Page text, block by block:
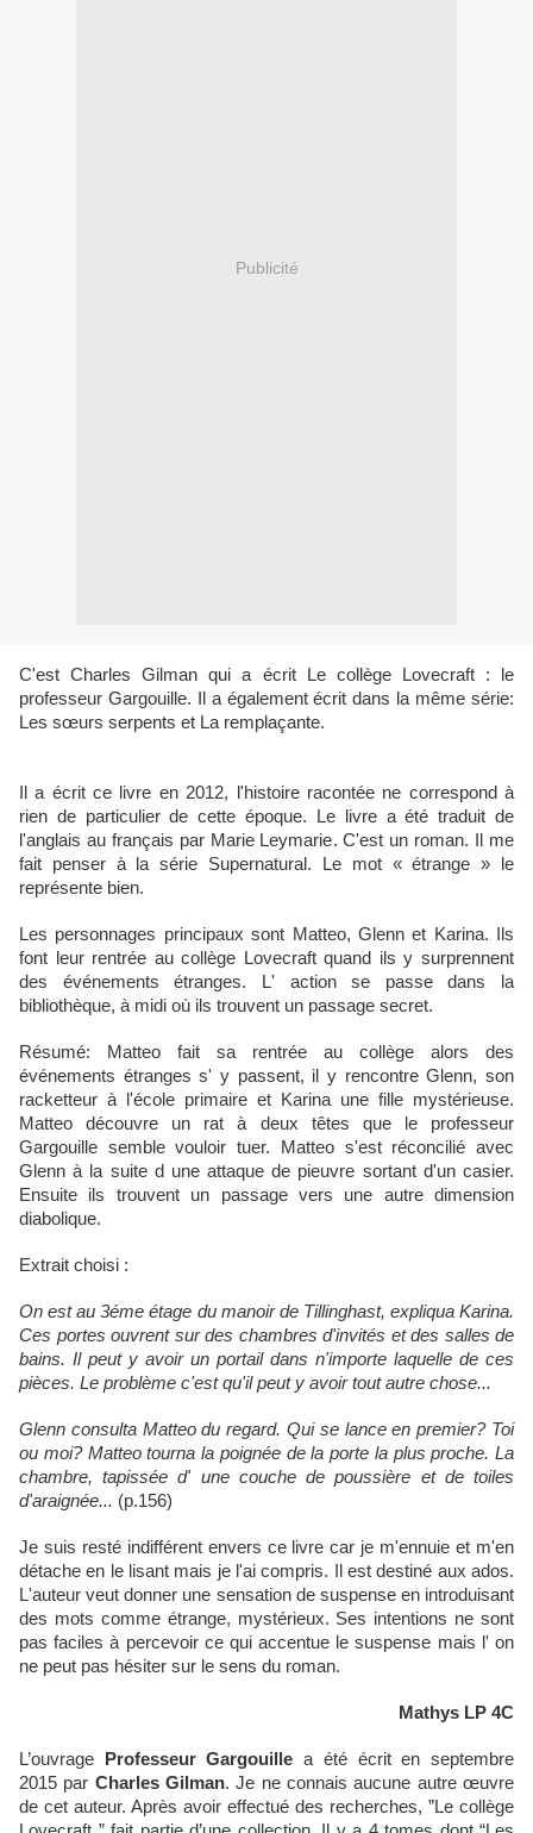
Publicité
C'est Charles Gilman qui a écrit Le collège Lovecraft : le
professeur Gargouille. Il a également écrit dans la même série:
Les sœurs serpents et La remplaçante.
Il a écrit ce livre en 2012, l'histoire racontée ne correspond à
rien de particulier de cette époque. Le livre a été traduit de
l'anglais au français par Marie Leymarie. C'est un roman. Il me
fait penser à la série Supernatural. Le mot « étrange » le
représente bien.
Les personnages principaux sont Matteo, Glenn et Karina. Ils
font leur rentrée au collège Lovecraft quand ils y surprennent
des événements étranges. L' action se passe dans la
bibliothèque, à midi où ils trouvent un passage secret.
Résumé: Matteo fait sa rentrée au collège alors des
événements étranges s' y passent, il y rencontre Glenn, son
racketteur à l'école primaire et Karina une fille mystérieuse.
Matteo découvre un rat à deux têtes que le professeur
Gargouille semble vouloir tuer. Matteo s'est réconcilié avec
Glenn à la suite d une attaque de pieuvre sortant d'un casier.
Ensuite ils trouvent un passage vers une autre dimension
diabolique.
Extrait choisi :
On est au 3éme étage du manoir de Tillinghast, expliqua Karina.
Ces portes ouvrent sur des chambres d'invités et des salles de
bains. Il peut y avoir un portail dans n'importe laquelle de ces
pièces. Le problème c'est qu'il peut y avoir tout autre chose...
Glenn consulta Matteo du regard. Qui se lance en premier? Toi
ou moi? Matteo tourna la poignée de la porte la plus proche. La
chambre, tapissée d' une couche de poussière et de toiles
d'araignée... (p.156)
Je suis resté indifférent envers ce livre car je m'ennuie et m'en
détache en le lisant mais je l'ai compris. Il est destiné aux ados.
L'auteur veut donner une sensation de suspense en introduisant
des mots comme étrange, mystérieux. Ses intentions ne sont
pas faciles à percevoir ce qui accentue le suspense mais l' on
ne peut pas hésiter sur le sens du roman.
Mathys LP 4C
L’ouvrage Professeur Gargouille a été écrit en septembre
2015 par Charles Gilman. Je ne connais aucune autre œuvre
de cet auteur. Après avoir effectué des recherches, ”Le collège